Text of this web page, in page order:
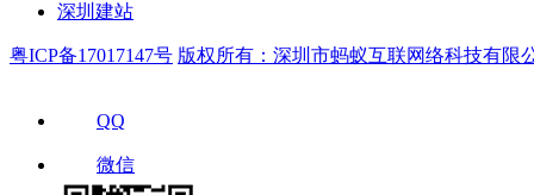
深圳建站
粤ICP备17017147号 版权所有：深圳市蚂蚁互联网络科技有限
QQ
微信